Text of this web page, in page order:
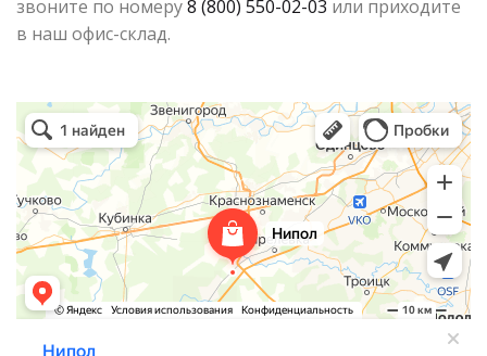
звоните по номеру8 (800) 550-02-03 или приходите
в наш офис-склад.